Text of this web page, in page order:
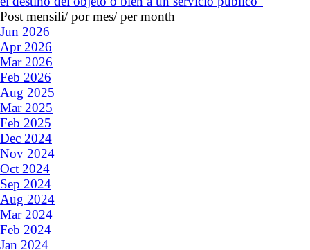
Post mensili/ por mes/ per month
Jun 2026
Apr 2026
Mar 2026
Feb 2026
Aug 2025
Mar 2025
Feb 2025
Dec 2024
Nov 2024
Oct 2024
Sep 2024
Aug 2024
Mar 2024
Feb 2024
Jan 2024